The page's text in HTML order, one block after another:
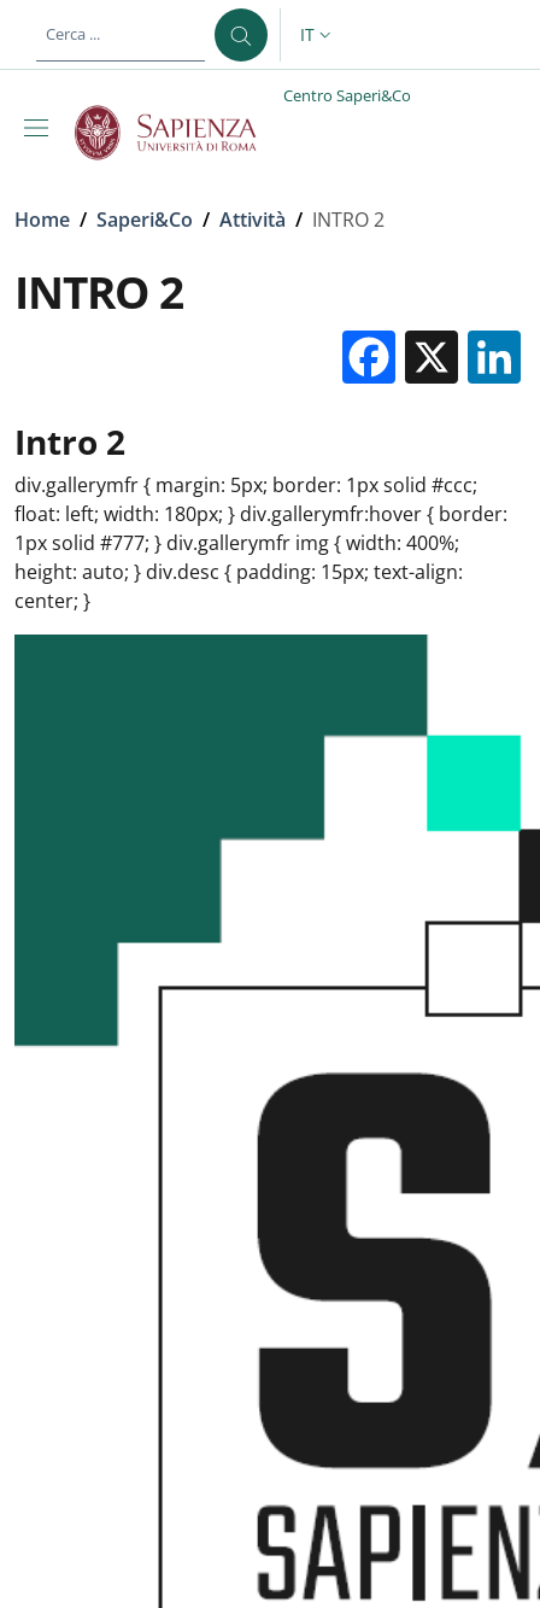
al contenuto principale
SELETTORE LINGUA:
IT
Centro Saperi&Co
Briciole di pane
Home / Saperi&Co / Attività / INTRO 2
INTRO 2
X
Intro 2
div.gallerymfr { margin: 5px; border: 1px solid #ccc;
float: left; width: 180px; } div.gallerymfr:hover { border:
1px solid #777; } div.gallerymfr img { width: 400%;
height: auto; } div.desc { padding: 15px; text-align:
center; }